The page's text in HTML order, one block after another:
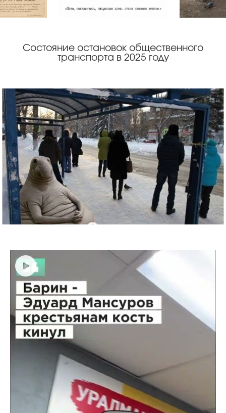
Состояние остановок общественного
транспорта в 2025 году